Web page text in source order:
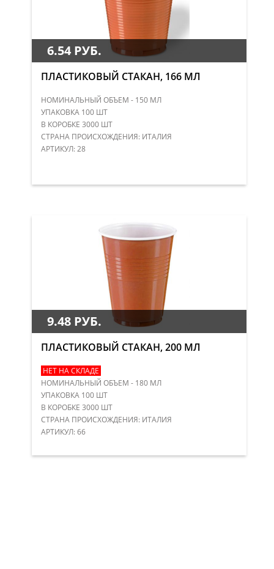
6.54 РУБ.
ПЛАСТИКОВЫЙ СТАКАН, 166 МЛ
НОМИНАЛЬНЫЙ ОБЪЕМ - 150 МЛ
УПАКОВКА 100 ШТ
В КОРОБКЕ 3000 ШТ
СТРАНА ПРОИСХОЖДЕНИЯ: ИТАЛИЯ
АРТИКУЛ: 28
9.48 РУБ.
ПЛАСТИКОВЫЙ СТАКАН, 200 МЛ
НЕТ НА СКЛАДЕ
НОМИНАЛЬНЫЙ ОБЪЕМ - 180 МЛ
УПАКОВКА 100 ШТ
В КОРОБКЕ 3000 ШТ
СТРАНА ПРОИСХОЖДЕНИЯ: ИТАЛИЯ
АРТИКУЛ: 66